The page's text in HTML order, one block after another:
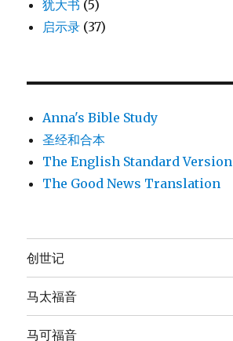
犹大书 (5)
启示录 (37)
Anna's Bible Study
圣经和合本
The English Standard Version
The Good News Translation
创世记
马太福音
马可福音